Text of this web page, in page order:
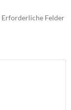
Erforderliche Felder